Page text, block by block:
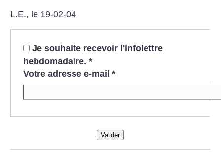
L.E., le 19-02-04
Je souhaite recevoir l'infolettre
hebdomadaire. *
Votre adresse e-mail *
Valider